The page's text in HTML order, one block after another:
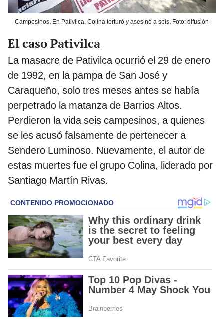
Campesinos. En Pativilca, Colina torturó y asesinó a seis. Foto: difusión
El caso Pativilca
La masacre de Pativilca ocurrió el 29 de enero
de 1992, en la pampa de San José y
Caraqueño, solo tres meses antes se había
perpetrado la matanza de Barrios Altos.
Perdieron la vida seis campesinos, a quienes
se les acusó falsamente de pertenecer a
Sendero Luminoso. Nuevamente, el autor de
estas muertes fue el grupo Colina, liderado por
Santiago Martín Rivas.